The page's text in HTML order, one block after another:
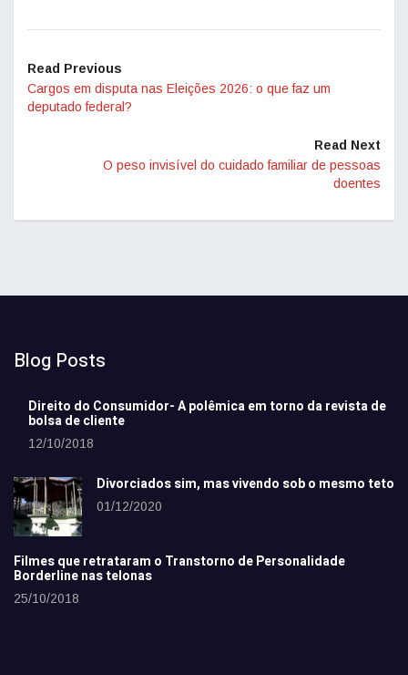
Read Previous
Cargos em disputa nas Eleições 2026: o que faz um
deputado federal?
Read Next
O peso invisível do cuidado familiar de pessoas
doentes
Blog Posts
Direito do Consumidor- A polêmica em torno da revista de
bolsa de cliente
12/10/2018
Divorciados sim, mas vivendo sob o mesmo teto
01/12/2020
Filmes que retrataram o Transtorno de Personalidade
Borderline nas telonas
25/10/2018